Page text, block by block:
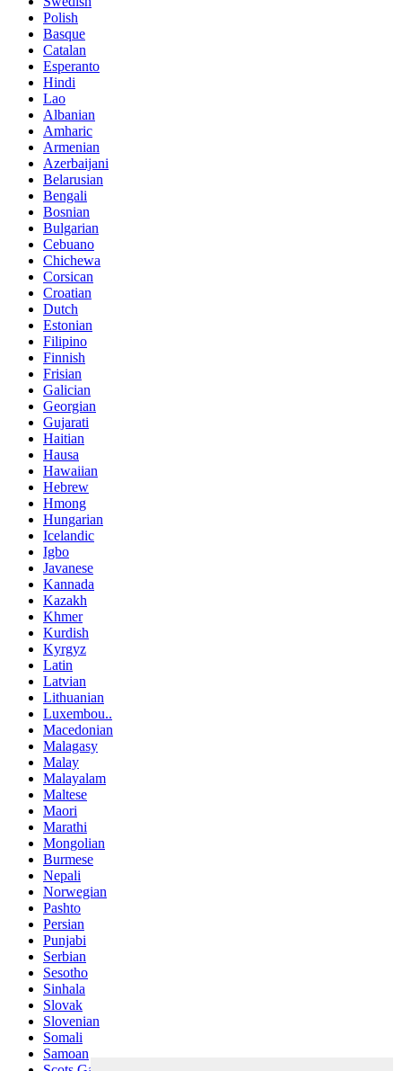
Polish
Basque
Catalan
Esperanto
Hindi
Lao
Albanian
Amharic
Armenian
Azerbaijani
Belarusian
Bengali
Bosnian
Bulgarian
Cebuano
Chichewa
Corsican
Croatian
Dutch
Estonian
Filipino
Finnish
Frisian
Galician
Georgian
Gujarati
Haitian
Hausa
Hawaiian
Hebrew
Hmong
Hungarian
Icelandic
Igbo
Javanese
Kannada
Kazakh
Khmer
Kurdish
Kyrgyz
Latin
Latvian
Lithuanian
Luxembou..
Macedonian
Malagasy
Malay
Malayalam
Maltese
Maori
Marathi
Mongolian
Burmese
Nepali
Norwegian
Pashto
Persian
Punjabi
Serbian
Sesotho
Sinhala
Slovak
Slovenian
Somali
Samoan